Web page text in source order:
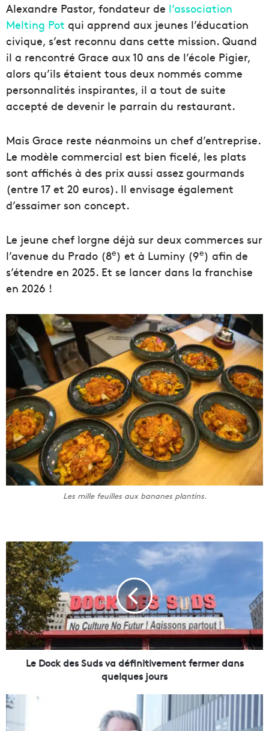
Alexandre Pastor, fondateur de l’association
Melting Pot qui apprend aux jeunes l’éducation
civique, s’est reconnu dans cette mission. Quand
il a rencontré Grace aux 10 ans de l’école Pigier,
alors qu’ils étaient tous deux nommés comme
personnalités inspirantes, il a tout de suite
accepté de devenir le parrain du restaurant.
Mais Grace reste néanmoins un chef d’entreprise.
Le modèle commercial est bien ficelé, les plats
sont affichés à des prix aussi assez gourmands
(entre 17 et 20 euros). Il envisage également
d’essaimer son concept.
Le jeune chef lorgne déjà sur deux commerces sur
l’avenue du Prado (8e) et à Luminy (9e) afin de
s’étendre en 2025. Et se lancer dans la franchise
en 2026 !
Les mille feuilles aux bananes plantins.
L
e
D
o
c
k
d
e
s
s
v
a
Le Dock des Suds va définitivement fermer dans
quelques jours
M
a
r